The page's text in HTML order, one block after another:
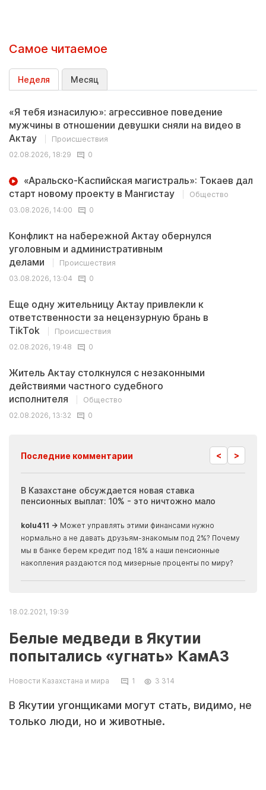
Самое читаемое
Неделя Месяц
«Я тебя изнасилую»: агрессивное поведение
мужчины в отношении девушки сняли на видео в
Актау
Происшествия
02.08.2026, 18:29
0
«Аральско-Каспийская магистраль»: Токаев дал
старт новому проекту в Мангистау
Общество
03.08.2026, 14:00
0
Конфликт на набережной Актау обернулся
уголовным и административным
делами
Происшествия
03.08.2026, 13:04
0
Еще одну жительницу Актау привлекли к
ответственности за нецензурную брань в
TikTok
Происшествия
02.08.2026, 19:48
0
Житель Актау столкнулся с незаконными
действиями частного судебного
исполнителя
Общество
02.08.2026, 13:32
0
Последние комментарии < >
В Казахстане обсуждается новая ставка
пенсионных выплат: 10% - это ничтожно мало
kolu411 → Может управлять этими финансами нужно
нормально а не давать друзьям-знакомым под 2%? Почему
мы в банке берем кредит под 18% а наши пенсионные
накопления раздаются под мизерные проценты по миру?
18.02.2021, 19:39
Белые медведи в Якутии
попытались «угнать» КамАЗ
Новости Казахстана и мира 1 3 314
В Якутии угонщиками могут стать, видимо, не
только люди, но и животные.